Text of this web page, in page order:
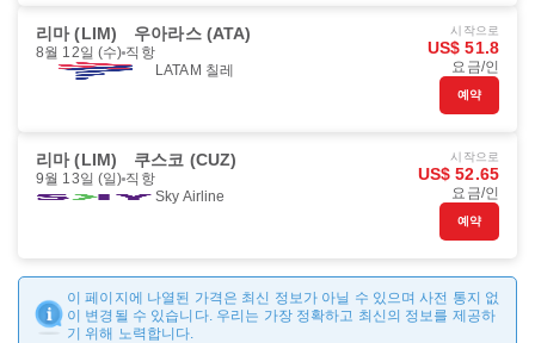
리마 (LIM) 우아라스 (ATA)
8월 12일 (수) 직항
LATAM 칠레
시작으로
US$ 51.8
요금/인
예약
리마 (LIM) 쿠스코 (CUZ)
9월 13일 (일) 직항
Sky Airline
시작으로
US$ 52.65
요금/인
예약
이 페이지에 나열된 가격은 최신 정보가 아닐 수 있으며 사전 통지 없
이 변경될 수 있습니다. 우리는 가장 정확하고 최신의 정보를 제공하
기 위해 노력합니다.